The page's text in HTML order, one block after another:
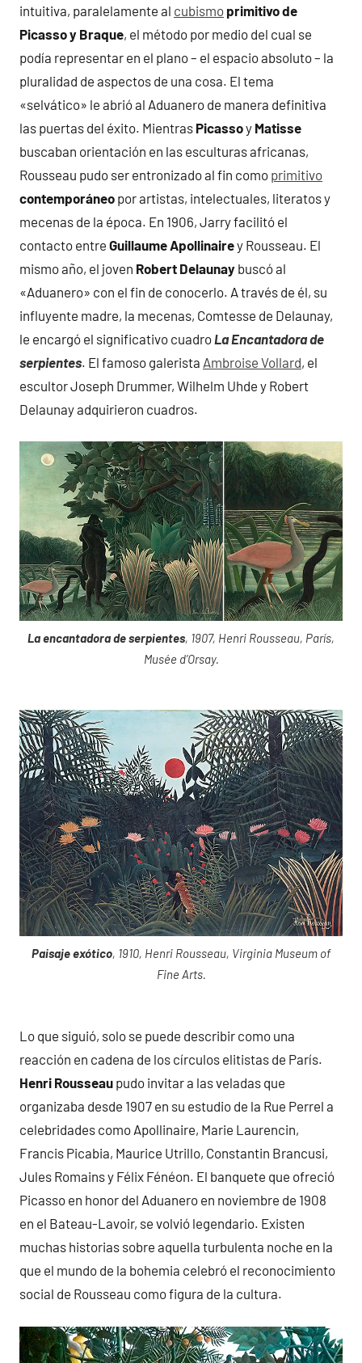
intuitiva, paralelamente al cubismo primitivo de
Picasso y Braque, el método por medio del cual se
podía representar en el plano – el espacio absoluto – la
pluralidad de aspectos de una cosa. El tema
«selvático» le abrió al Aduanero de manera definitiva
las puertas del éxito. Mientras Picassoy Matisse
buscaban orientación en las esculturas africanas,
Rousseau pudo ser entronizado al fin como primitivo
contemporáneo por artistas, intelectuales, literatos y
mecenas de la época. En 1906, Jarry facilitó el
contacto entre Guillaume Apollinairey Rousseau. El
mismo año, el joven Robert Delaunay buscó al
«Aduanero» con el fin de conocerlo. A través de él, su
influyente madre, la mecenas, Comtesse de Delaunay,
le encargó el significativo cuadro La Encantadora de
serpientes. El famoso galerista Ambroise Vollard, el
escultor Joseph Drummer, Wilhelm Uhde y Robert
Delaunay adquirieron cuadros.
La encantadora de serpientes, 1907, Henri Rousseau, París,
Musée d’Orsay.
Paisaje exótico, 1910, Henri Rousseau, Virginia Museum of
Fine Arts.
Lo que siguió, solo se puede describir como una
reacción en cadena de los círculos elitistas de París.
Henri Rousseau pudo invitar a las veladas que
organizaba desde 1907 en su estudio de la Rue Perrel a
celebridades como Apollinaire, Marie Laurencin,
Francis Picabia, Maurice Utrillo, Constantin Brancusi,
Jules Romains y Félix Fénéon. El banquete que ofreció
Picasso en honor del Aduanero en noviembre de 1908
en el Bateau-Lavoir, se volvió legendario. Existen
muchas historias sobre aquella turbulenta noche en la
que el mundo de la bohemia celebró el reconocimiento
social de Rousseau como figura de la cultura.